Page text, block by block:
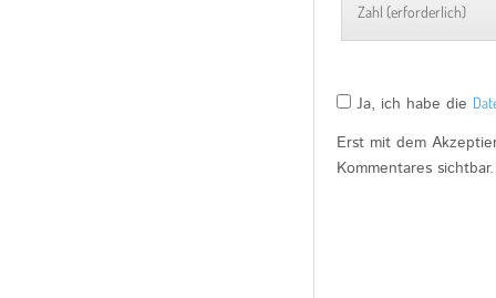
Ja, ich habe die
Erst mit dem
Kommentares sichtbar.